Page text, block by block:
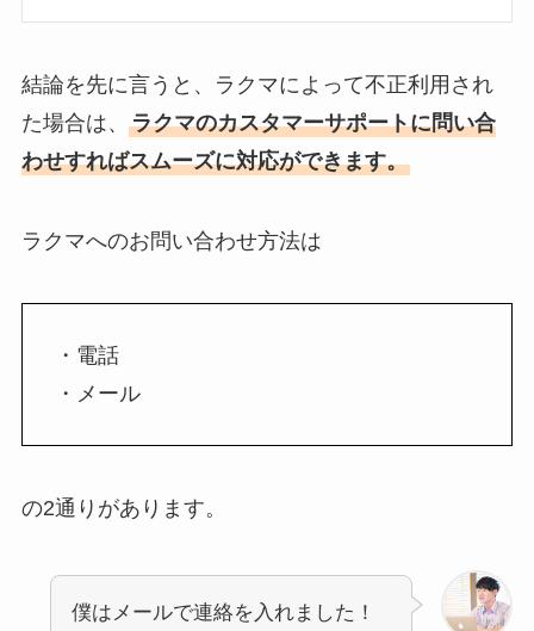
結論を先に言うと、ラクマによって不正利用され
た場合は、 ラクマのカスタマーサポートに問い合
わせすればスムーズに対応ができます。
ラクマへのお問い合わせ方法は
・電話
・メール
の2通りがあります。
僕はメールで連絡を入れました！